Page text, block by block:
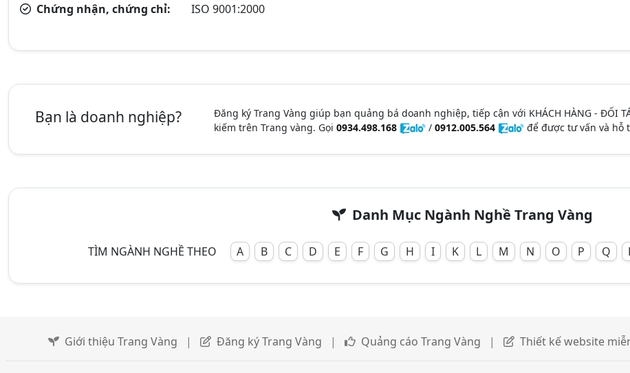
Chứng nhận, chứng chỉ:
ISO 9001:2000
Bạn là doanh nghiệp?
Đăng ký Trang Vàng giúp bạn quảng bá doanh nghiệp, tiếp cận với KHÁCH HÀNG - ĐỐI
kiếm trên Trang vàng. Gọi 0934.498.168 / 0912.005.564 để được tư vấn và hỗ
Danh Mục Ngành Nghề Trang Vàng
TÌM NGÀNH NGHỀ THEO A B C D E F G H I K L M N O P Q
Giới thiệu Trang Vàng | Đăng ký Trang Vàng | Quảng cáo Trang Vàng | Thiết kế website